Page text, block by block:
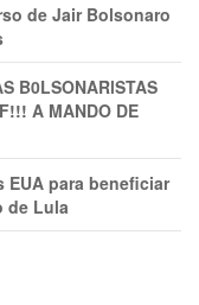
de Jair Bolsonaro
B0LSONARlSTAS
A MANDO DE
EUA para beneficiar
de Lula